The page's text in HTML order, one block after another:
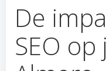
De
SEO